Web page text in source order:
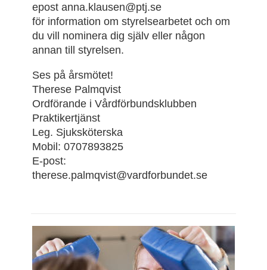
epost anna.klausen@ptj.se
för information om styrelsearbetet och om
du vill nominera dig själv eller någon
annan till styrelsen.
Ses på årsmötet!
Therese Palmqvist
Ordförande i Vårdförbundsklubben
Praktikertjänst
Leg. Sjuksköterska
Mobil: 0707893825
E-post:
therese.palmqvist@vardforbundet.se